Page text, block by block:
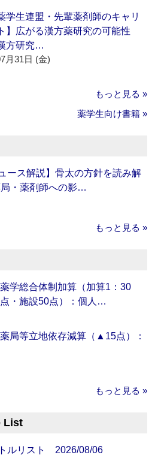
学生連盟・先輩薬剤師のキャリ
】広がる漢方薬研究の可能性
方研究…
月31日 (金)
もっと見る »
薬学生向け書籍 »
ース解説】骨太の方針を読み解
局・薬剤師への影…
もっと見る »
学総合体制加算（加算1：30
・施設50点）：個人…
局等立地依存減算（▲15点）：
もっと見る »
List
ルリスト 2026/08/06